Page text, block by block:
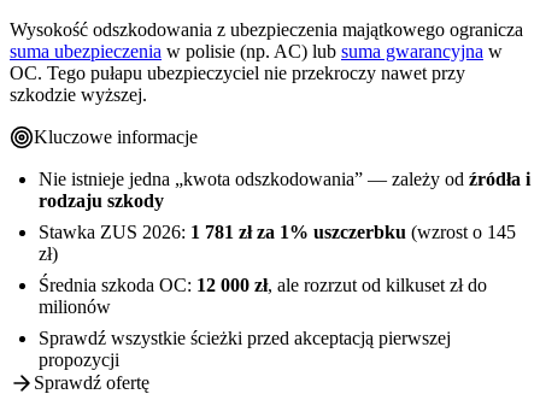
Wysokość odszkodowania z ubezpieczenia majątkowego ogranicza
suma ubezpieczenia w polisie (np. AC) lub suma gwarancyjna w
OC. Tego pułapu ubezpieczyciel nie przekroczy nawet przy
szkodzie wyższej.
Kluczowe informacje
Nie istnieje jedna „kwota odszkodowania” — zależy od źródła i
rodzaju szkody
Stawka ZUS 2026: 1 781 zł za 1% uszczerbku (wzrost o 145
zł)
Średnia szkoda OC: 12 000 zł, ale rozrzut od kilkuset zł do
milionów
Sprawdź wszystkie ścieżki przed akceptacją pierwszej
propozycji
Sprawdź ofertę